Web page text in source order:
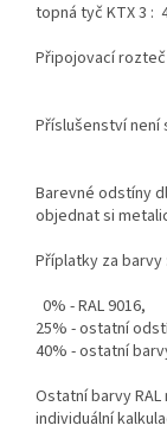
topná tyč KTX 3 :
Připojovací rozteč
Příslušenství
Barevné odstíny
objednat si
Příplatky za barvy :
0% - RAL 9016,
25% - ostatní
40% - ostatní
Ostatní barvy RAL
individuální